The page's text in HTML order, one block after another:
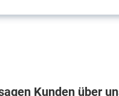
Kunden über